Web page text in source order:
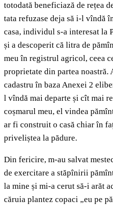
totodată beneficiază de rețea
tata refuzase deja să i-l vîndă
casa, individul s-a interesat la
și a descoperit că litra de
meu în registrul agricol, ceea
proprietate din partea noastră.
cadastru în baza Anexei 2
l vîndă mai departe și cît mai
coșmarul meu, el vindea
ar fi construit o casă chiar în
priveliștea la pădure.
Din fericire, m-au salvat
de exercitare a stăpînirii
la mine și mi-a cerut să-i arăt
căruia plantez copaci „eu pe